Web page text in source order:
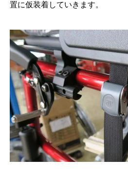
置に仮装着していきます。